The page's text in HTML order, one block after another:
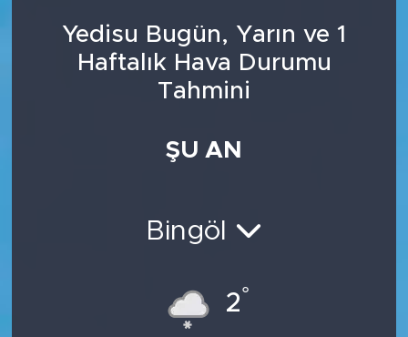
Yedisu Bugün, Yarın ve 1
Haftalık Hava Durumu
Tahmini
ŞU AN
Bingöl
2°
İş ve Ekonomi
Moda-Magazin-Eğlence
Şampiyonlar Ligi Puan Durumu ve Fikstür
Tüm Manşetler